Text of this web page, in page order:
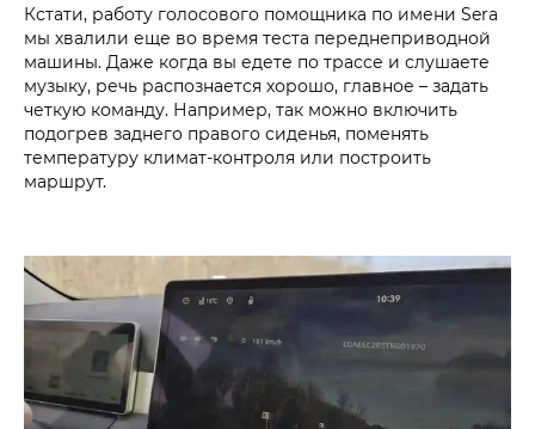
Кстати, работу голосового помощника по имени Sera
мы хвалили еще во время теста переднеприводной
машины. Даже когда вы едете по трассе и слушаете
музыку, речь распознается хорошо, главное – задать
четкую команду. Например, так можно включить
подогрев заднего правого сиденья, поменять
температуру климат-контроля или построить
маршрут.